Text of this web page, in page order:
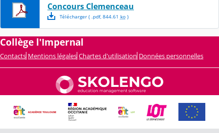
Concours Clemenceau
Télécharger( .pdf, 844.61 ko)
Collège l'Impernal
Contacts Mentions légales Chartes d'utilisation Données personnelles